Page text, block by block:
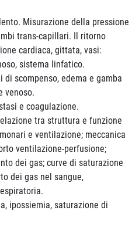
Misurazione della pressione
trans-capillari. Il ritorno
cardiaca, gittata, vasi:
sistema linfatico.
di scompenso, edema e gamba
venoso.
e coagulazione.
tra struttura e funzione
e ventilazione; meccanica
ventilazione-perfusione;
dei gas; curve di saturazione
dei gas nel sangue,
ipossiemia, saturazione di